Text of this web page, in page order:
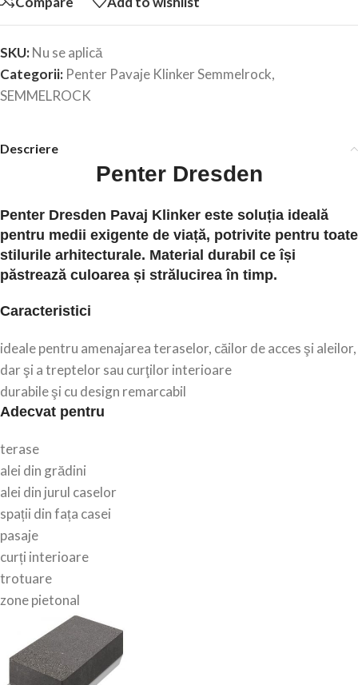
SKU:Nu se aplică
Categorii: Penter Pavaje Klinker Semmelrock,
SEMMELROCK
Descriere
Penter Dresden
Penter Dresden Pavaj Klinker este soluția ideală
pentru medii exigente de viață, potrivite pentru toate
stilurile arhitecturale. Material durabil ce își
păstrează culoarea și strălucirea în timp.
Caracteristici
ideale pentru amenajarea teraselor, căilor de acces şi aleilor,
dar şi a treptelor sau curţilor interioare
durabile şi cu design remarcabil
Adecvat pentru
terase
alei din grădini
alei din jurul caselor
spații din fața casei
pasaje
curți interioare
trotuare
zone pietonal